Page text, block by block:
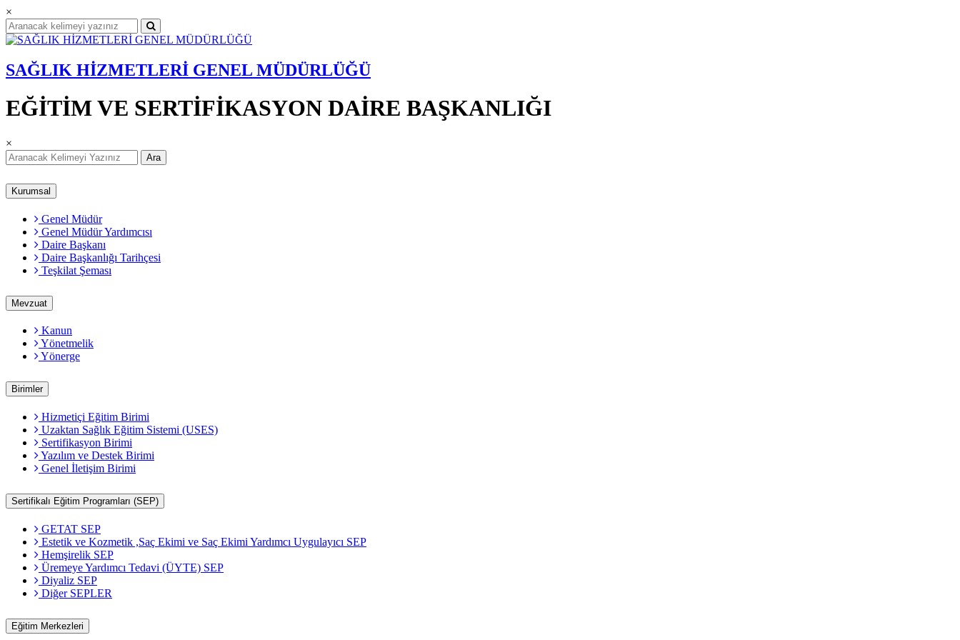
×
SAĞLIK HİZMETLERİ GENEL MÜDÜRLÜĞÜ
EĞİTİM VE SERTİFİKASYON DAİRE BAŞKANLIĞI
×
Ara
Kurumsal
Genel Müdür
Genel Müdür Yardımcısı
Daire Başkanı
Daire Başkanlığı Tarihçesi
Teşkilat Şeması
Mevzuat
Kanun
Yönetmelik
Yönerge
Birimler
Hizmetiçi Eğitim Birimi
Uzaktan Sağlık Eğitim Sistemi (USES)
Sertifikasyon Birimi
Yazılım ve Destek Birimi
Genel İletişim Birimi
Sertifikalı Eğitim Programları (SEP)
GETAT SEP
Estetik ve Kozmetik ,Saç Ekimi ve Saç Ekimi Yardımcı Uygulayıcı SEP
Hemşirelik SEP
Üremeye Yardımcı Tedavi (ÜYTE) SEP
Diyaliz SEP
Diğer SEPLER
Eğitim Merkezleri